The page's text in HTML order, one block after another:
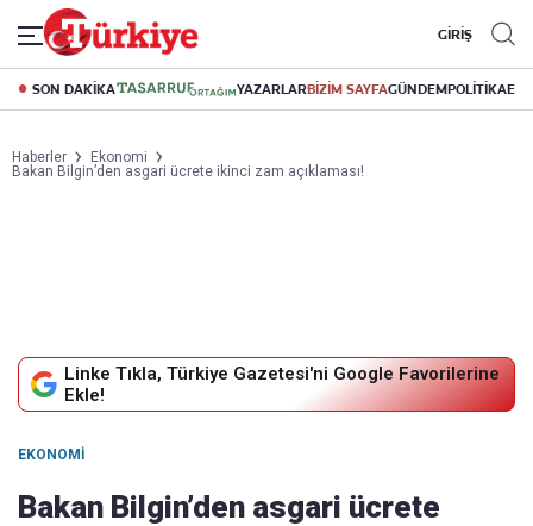
GİRİŞ
SON DAKİKA YAZARLARBİZİM SAYFAGÜNDEMPOLİTİKA
Haberler
Ekonomi
Bakan Bilgin’den asgari ücrete ikinci zam açıklaması!
Linke Tıkla, Türkiye Gazetesi'ni Google Favorilerine
Ekle!
EKONOMI
Bakan Bilgin’den asgari ücrete